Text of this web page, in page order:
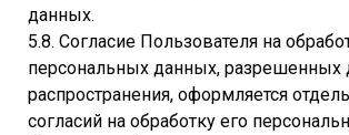
данных.
5.8. Согласие Пользователя на
персональных данных, разрешенных
распространения, оформляется
согласий на обработку его